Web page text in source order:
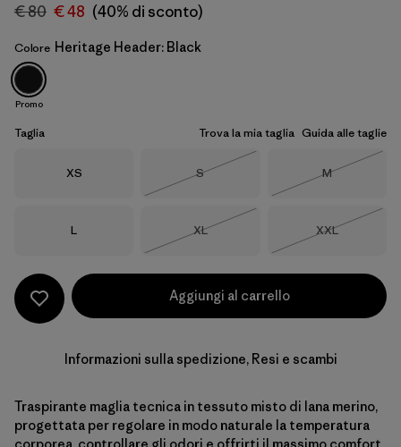
Heritage Header: Black
€ 80 € 48 (40% di sconto)
Colore Heritage Header: Black
Promo
Taglia Trova la mia taglia Guida alle taglie
Taglia
XS Taglia
S
Taglia
M
Taglia
L Taglia
XL
Taglia
XXL
Aggiungi al carrello
Informazioni sulla spedizione, Resi e scambi
Traspirante maglia tecnica in tessuto misto di lana merino,
progettata per regolare in modo naturale la temperatura